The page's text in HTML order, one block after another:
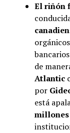
El riñón
de
Atlantic
por
está
millones